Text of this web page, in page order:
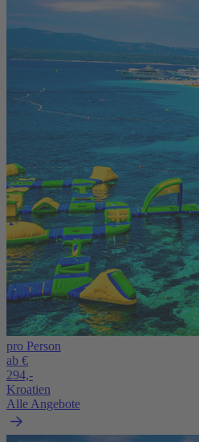
pro Person
ab €
294,-
Kroatien
Alle Angebote